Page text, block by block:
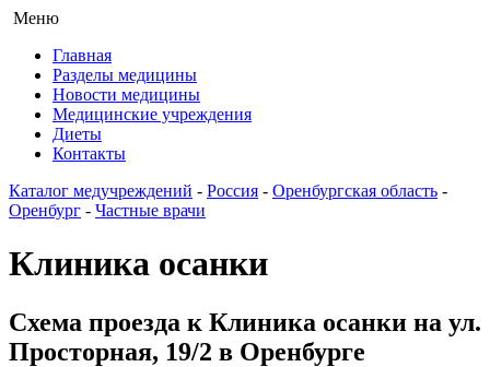
Меню
Главная
Разделы медицины
Новости медицины
Медицинские учреждения
Диеты
Контакты
Каталог медучреждений - Россия - Оренбургская область -
Оренбург - Частные врачи
Клиника осанки
Схема проезда к Клиника осанки на ул.
Просторная, 19/2 в Оренбурге